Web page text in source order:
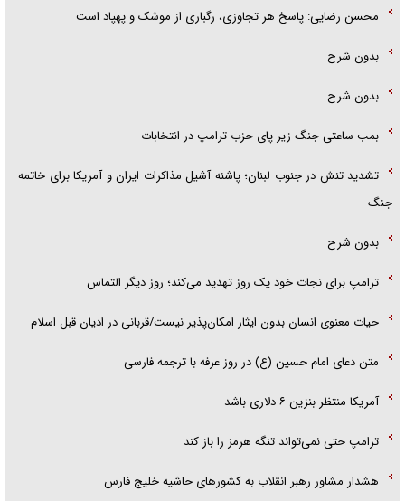
محسن رضایی: پاسخ هر تجاوزی، رگباری از موشک و پهپاد است
بدون شرح
بدون شرح
بمب ساعتی جنگ زیر پای حزب ترام‍پ در انتخابات
تشدید تنش در جنوب لبنان؛ پاشنه آشیل مذاکرات ایران و آمریکا برای خاتمه
جنگ
بدون شرح
ترامپ برای نجات خود یک روز تهدید می‌کند؛ روز دیگر التماس
حیات معنوی انسان بدون ایثار امکان‌پذیر نیست/قربانی در ادیان قبل اسلام
متن دعای امام حسین (ع) در روز عرفه با ترجمه فارسی
آمریکا منتظر بنزین ۶ دلاری باشد
ترامپ حتی نمی‌تواند تنگه هرمز را باز کند
هشدار مشاور رهبر انقلاب به کشور‌های حاشیه خلیج فارس